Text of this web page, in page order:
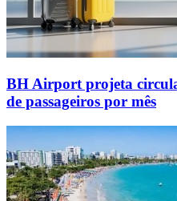
BH Airport projeta
de passageiros por mês